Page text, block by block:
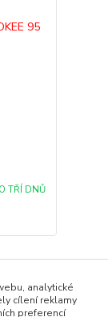
TŘÍ DNŮ
analytické
cílení reklamy
preferencí